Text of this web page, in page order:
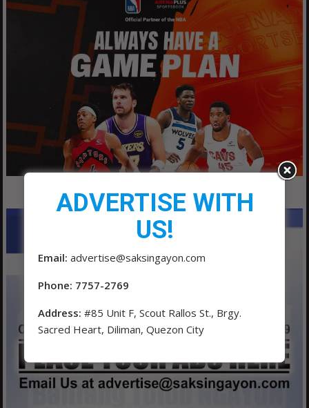
ADVERTISE WITH
US!
Email: advertise@saksingayon.com
Phone: 7757-2769
Address: #85 Unit F, Scout Rallos St., Brgy.
Sacred Heart, Diliman, Quezon City